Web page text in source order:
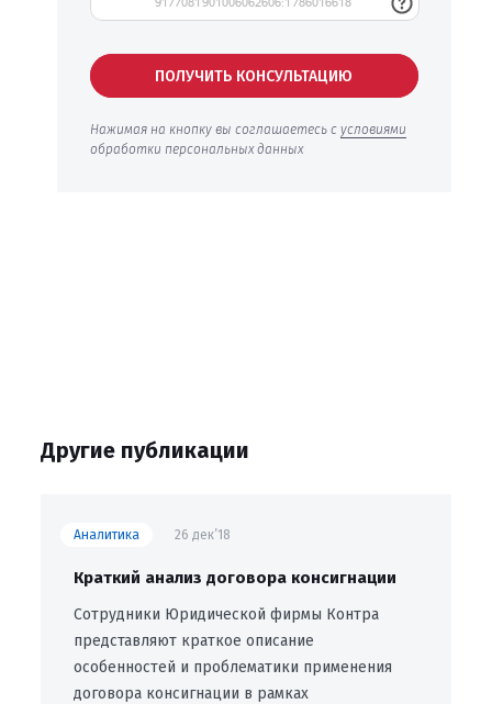
ПОЛУЧИТЬ КОНСУЛЬТАЦИЮ
Нажимая на кнопку вы соглашаетесь с условиями
обработки персональных данных
Другие публикации
Аналитика 26 дек’18
Краткий анализ договора консигнации
Сотрудники Юридической фирмы Контра
представляют краткое описание
особенностей и проблематики применения
договора консигнации в рамках